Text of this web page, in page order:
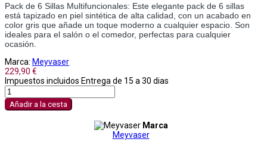
Pack de 6 Sillas Multifuncionales: Este elegante pack de 6 sillas
está tapizado en piel sintética de alta calidad, con un acabado en
color gris que añade un toque moderno a cualquier espacio. Son
ideales para el salón o el comedor, perfectas para cualquier
ocasión.
Marca: Meyvaser
229,90 €
Impuestos incluidos Entrega de 15 a 30 dias
Añadir a la cesta
Marca
Meyvaser